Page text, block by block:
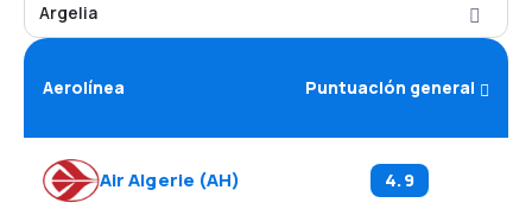
Argelia
Aerolínea Puntuación general
Air Algerie (AH) 4.9